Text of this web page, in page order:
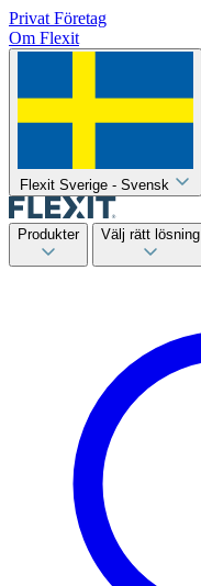
Privat Företag
Om Flexit
Flexit Sverige - Svensk
Produkter Välj rätt lösning